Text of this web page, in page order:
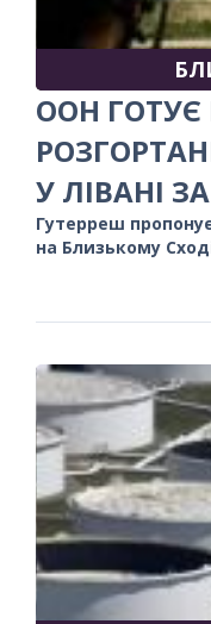
ООН
У ЛІВАНІ
Гутерреш
на Близькому